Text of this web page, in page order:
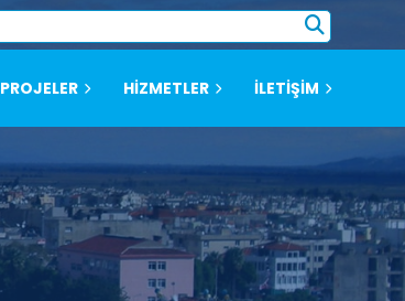
PROJELER HİZMETLER İLETİŞİM